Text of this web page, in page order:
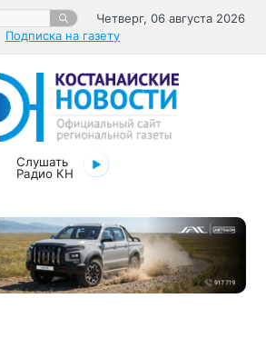
Четверг, 06 августа 2026
Подписка на газету
Слушать
Радио КН